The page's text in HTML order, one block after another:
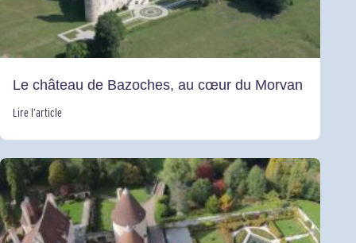
Le château de Bazoches, au cœur du Morvan
Lire l’article